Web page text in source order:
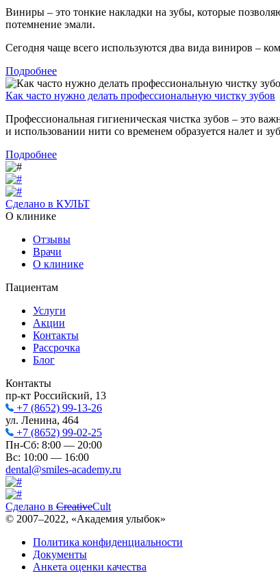
Виниры – это тонкие накладки на зубы, которые
потемнение эмали.
Сегодня чаще всего используются два вида виниров –
Подробнее
Как часто нужно делать профессиональную чистку зубов
Профессиональная гигиеническая чистка зубов – это
и использовании нити со временем образуется налет и
Подробнее
Сделано в КУЛЬТ
О клинике
Отзывы
Врачи
О клинике
Пациентам
Услуги
Акции
Контакты
Рассрочка
Блог
Контакты
пр-кт Российский, 13
+7 (8652) 99-13-26
ул. Ленина, 464
+7 (8652) 99-02-25
Пн-Сб: 8:00 — 20:00
Вс: 10:00 — 16:00
dental@smiles-academy.ru
Сделано в CreativeCult
© 2007–2022, «Академия улыбок»
Политика конфиденциальности
Документы
Анкета оценки качества